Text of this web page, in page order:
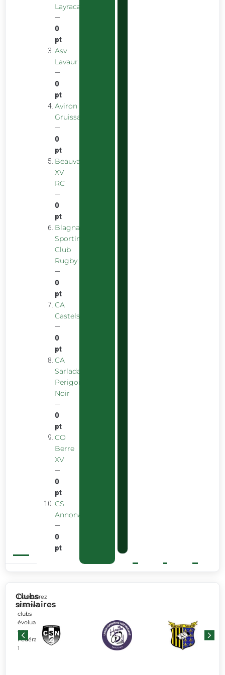
Layracaise
—
0
pt
Asv
Lavaur
—
0
pt
Aviron
Gruissanais
—
0
pt
Beauvais
XV
RC
—
0
pt
Blagnac
Sporting
Club
Rugby
—
0
pt
CA
Castelsarrasinois
—
0
pt
CA
Sarladais
Perigord
Noir
—
0
pt
CO
Berre
XV
—
0
pt
CS
Annonay
—
0
pt
Clubs
similaires
Découvrez
d’autres
clubs
évoluant
en
Fédérale
1